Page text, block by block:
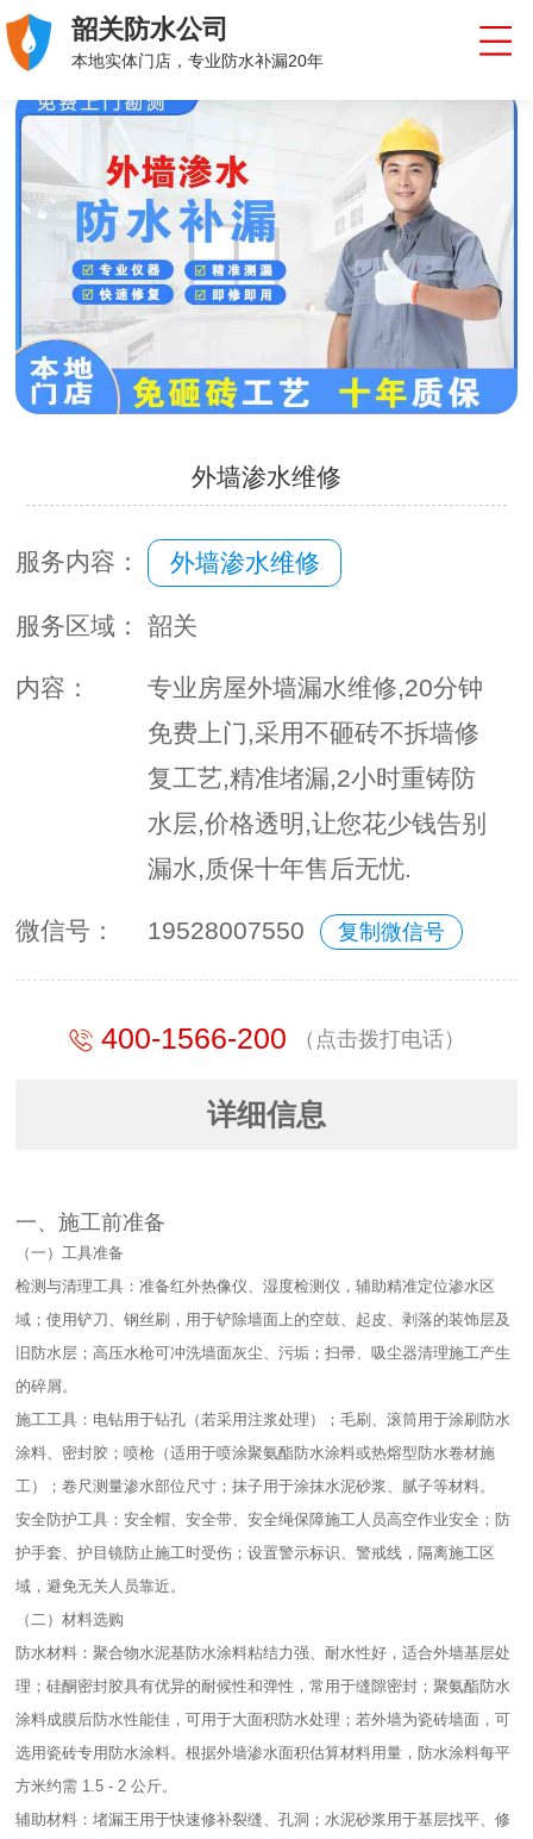
韶关防水公司
本地实体门店，专业防水补漏20年
外墙渗水维修
服务内容： 外墙渗水维修
服务区域： 韶关
内容：
专业房屋外墙漏水维修,20分钟
免费上门,采用不砸砖不拆墙修
复工艺,精准堵漏,2小时重铸防
水层,价格透明,让您花少钱告别
漏水,质保十年售后无忧.
微信号： 19528007550 复制微信号
400-1566-200 （点击拨打电话）
详细信息
一、施工前准备​
（一）工具准备​
检测与清理工具：准备红外热像仪、湿度检测仪，辅助精准定位渗水区
域；使用铲刀、钢丝刷，用于铲除墙面上的空鼓、起皮、剥落的装饰层及
旧防水层；高压水枪可冲洗墙面灰尘、污垢；扫帚、吸尘器清理施工产生
的碎屑。​
施工工具：电钻用于钻孔（若采用注浆处理）；毛刷、滚筒用于涂刷防水
涂料、密封胶；喷枪（适用于喷涂聚氨酯防水涂料或热熔型防水卷材施
工）；卷尺测量渗水部位尺寸；抹子用于涂抹水泥砂浆、腻子等材料。​
安全防护工具：安全帽、安全带、安全绳保障施工人员高空作业安全；防
护手套、护目镜防止施工时受伤；设置警示标识、警戒线，隔离施工区
域，避免无关人员靠近。​
（二）材料选购​
防水材料：聚合物水泥基防水涂料粘结力强、耐水性好，适合外墙基层处
理；硅酮密封胶具有优异的耐候性和弹性，常用于缝隙密封；聚氨酯防水
涂料成膜后防水性能佳，可用于大面积防水处理；若外墙为瓷砖墙面，可
选用瓷砖专用防水涂料。根据外墙渗水面积估算材料用量，防水涂料每平
方米约需 1.5 - 2 公斤。​
辅助材料：堵漏王用于快速修补裂缝、孔洞；水泥砂浆用于基层找平、修